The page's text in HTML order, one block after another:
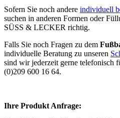
Sofern Sie noch andere individuell
suchen in anderen Formen oder
SÜSS & LECKER richtig.
Falls Sie noch Fragen zu dem
individuelle Beratung zu unseren
sind wir jederzeit gerne telefonisch
(0)209 600 16 64.
Ihre Produkt Anfrage: